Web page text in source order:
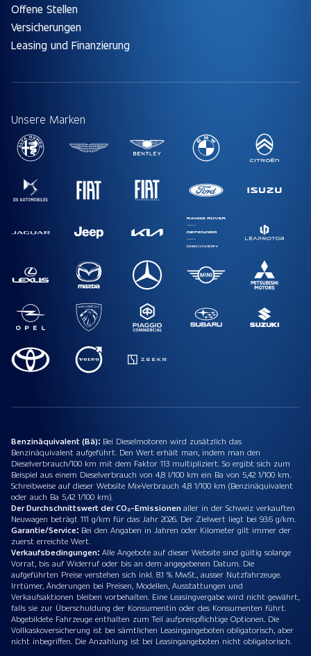
Offene Stellen
Versicherungen
Leasing und Finanzierung
Unsere Marken
Benzinäquivalent (Bä): Bei Dieselmotoren wird zusätzlich das
Benzinäquivalent aufgeführt. Den Wert erhält man, indem man den
Dieselverbrauch/100 km mit dem Faktor 113 multipliziert. So ergibt sich zum
Beispiel aus einem Dieselverbrauch von 4,8 l/100 km ein Ba von 5,42 1/100 km.
Schreibweise auf dieser Website Mix-Verbrauch 4,8 1/100 km (Benzinäquivalent
oder auch Ba 5,42 1/100 km).
Der Durchschnittswert der CO₂-Emissionenaller in der Schweiz verkauften
Neuwagen beträgt 111 g/km für das Jahr 2026. Der Zielwert liegt bei 93.6 g/km.
Garantie/Service: Bei den Angaben in Jahren oder Kilometer gilt immer der
zuerst erreichte Wert.
Verkaufsbedingungen: Alle Angebote auf dieser Website sind gültig solange
Vorrat, bis auf Widerruf oder bis an dem angegebenen Datum. Die
aufgeführten Preise verstehen sich inkl. 8.1 % MwSt., ausser Nutzfahrzeuge.
Irrtümer, Änderungen bei Preisen, Modellen, Ausstattungen und
Verkaufsaktionen bleiben vorbehalten. Eine Leasingvergabe wird nicht gewährt,
falls sie zur Überschuldung der Konsumentin oder des Konsumenten führt.
Abgebildete Fahrzeuge enthalten zum Teil aufpreispflichtige Optionen. Die
Vollkaskoversicherung ist bei sämtlichen Leasingangeboten obligatorisch, aber
nicht inbegriffen. Die Anzahlung ist bei Leasingangeboten nicht obligatorisch.